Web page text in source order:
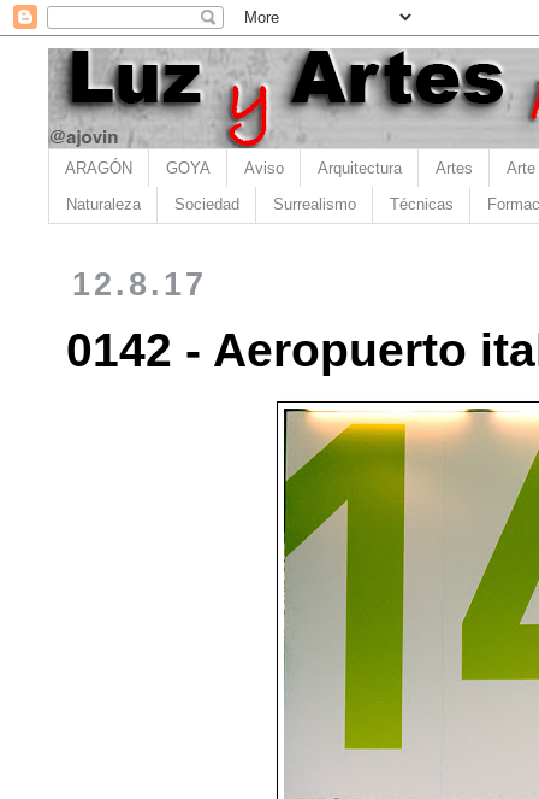
ARAGÓN GOYA Aviso Arquitectura Artes Arte
Naturaleza Sociedad Surrealismo Técnicas
12.8.17
0142 - Aeropuerto